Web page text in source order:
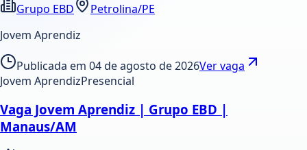
Grupo EBD
Petrolina/PE
Jovem Aprendiz
Publicada em 04 de agosto de 2026Ver vaga
Jovem AprendizPresencial
Vaga Jovem Aprendiz | Grupo EBD |
Manaus/AM